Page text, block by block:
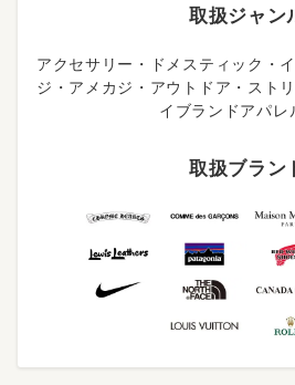
取扱ジャン
アクセサリー・ドメスティック・
ジ・アメカジ・アウトドア・スト
イブランドアパレ
取扱ブラン